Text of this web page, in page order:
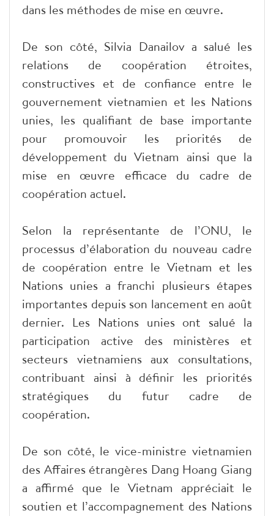
dans les méthodes de mise en œuvre.
De son côté, Silvia Danailov a salué les
relations de coopération étroites,
constructives et de confiance entre le
gouvernement vietnamien et les Nations
unies, les qualifiant de base importante
pour promouvoir les priorités de
développement du Vietnam ainsi que la
mise en œuvre efficace du cadre de
coopération actuel.
Selon la représentante de l’ONU, le
processus d’élaboration du nouveau cadre
de coopération entre le Vietnam et les
Nations unies a franchi plusieurs étapes
importantes depuis son lancement en août
dernier. Les Nations unies ont salué la
participation active des ministères et
secteurs vietnamiens aux consultations,
contribuant ainsi à définir les priorités
stratégiques du futur cadre de
coopération.
De son côté, le vice-ministre vietnamien
des Affaires étrangères Dang Hoang Giang
a affirmé que le Vietnam appréciait le
soutien et l’accompagnement des Nations